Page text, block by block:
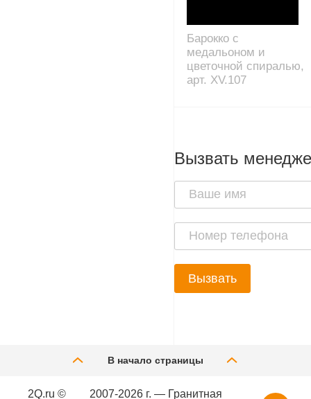
Барокко с
медальоном и
цветочной спиралью,
арт. XV.107
Вызвать
Вызвать
В начало страницы
2Q.ru © 2007-2026 г. — Гранитная